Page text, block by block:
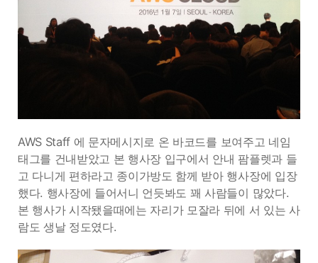
AWS Staff 에 문자메시지로 온 바코드를 보여주고 네임
태그를 건내받았고 본 행사장 입구에서 안내 팜플렛과 들
고 다니게 편하라고 종이가방도 함께 받아 행사장에 입장
했다. 행사장에 들어서니 언듯봐도 꽤 사람들이 많았다.
본 행사가 시작됐을때에는 자리가 모잘라 뒤에 서 있는 사
람도 생날 정도였다.